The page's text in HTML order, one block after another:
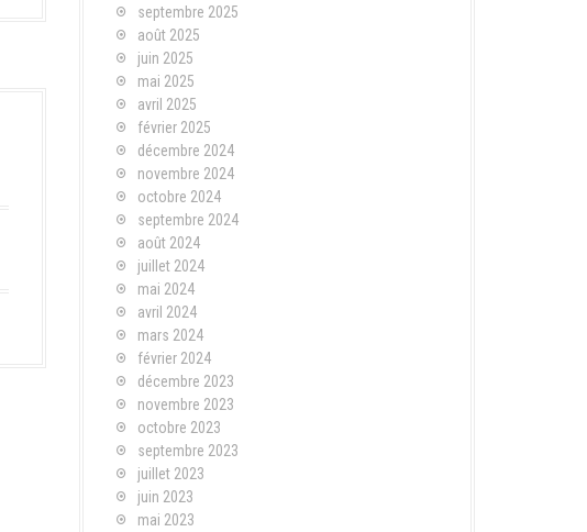
septembre 2025
août 2025
juin 2025
mai 2025
avril 2025
février 2025
décembre 2024
novembre 2024
octobre 2024
septembre 2024
août 2024
juillet 2024
mai 2024
avril 2024
mars 2024
février 2024
décembre 2023
novembre 2023
octobre 2023
septembre 2023
juillet 2023
juin 2023
mai 2023